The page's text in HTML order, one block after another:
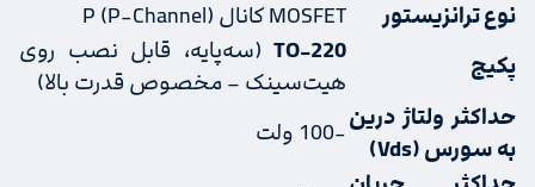
نوع ترانزیستور
MOSFET کانال P (P-Channel)
پکیج
TO-220 (سه‌پایه، قابل نصب روی
هیت‌سینک – مخصوص قدرت بالا)
حداکثر ولتاژ درین
به سورس (Vds)
-100 ولت